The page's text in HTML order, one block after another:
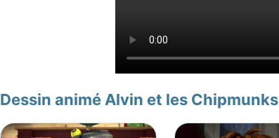
Dessin animé Alvin et les Chipmunks